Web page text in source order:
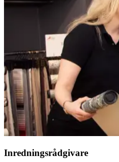
Inredningsrådgivare